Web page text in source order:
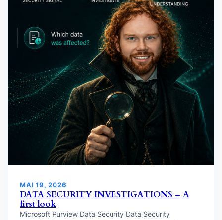
MAI 19, 2026
DATA SECURITY INVESTIGATIONS – A
first look
Microsoft Purview Data Security Data Security